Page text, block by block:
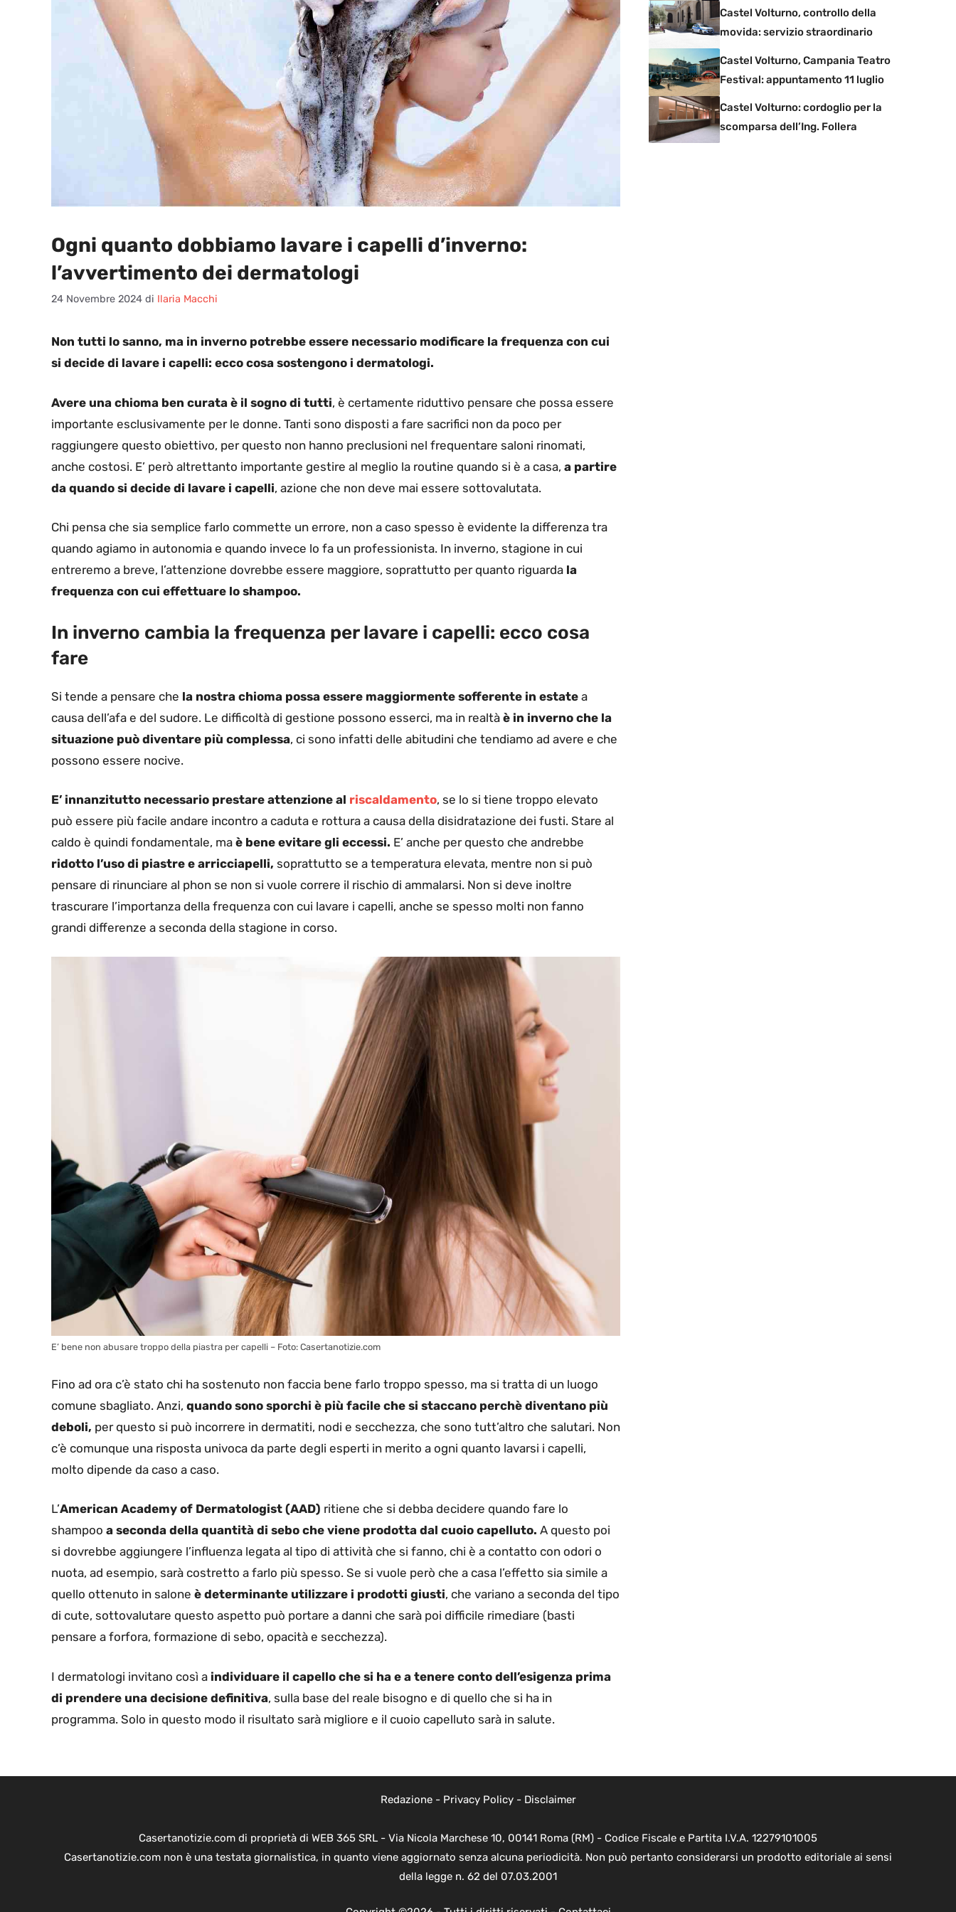
Ogni quanto dobbiamo lavare i capelli d’inverno:
l’avvertimento dei dermatologi
24 Novembre 2024 di Ilaria Macchi
Non tutti lo sanno, ma in inverno potrebbe essere necessario modificare la frequenza con cui
si decide di lavare i capelli: ecco cosa sostengono i dermatologi.
Avere una chioma ben curata è il sogno di tutti, è certamente riduttivo pensare che possa essere
importante esclusivamente per le donne. Tanti sono disposti a fare sacrifici non da poco per
raggiungere questo obiettivo, per questo non hanno preclusioni nel frequentare saloni rinomati,
anche costosi. E’ però altrettanto importante gestire al meglio la routine quando si è a casa, a partire
da quando si decide di lavare i capelli, azione che non deve mai essere sottovalutata.
Chi pensa che sia semplice farlo commette un errore, non a caso spesso è evidente la differenza tra
quando agiamo in autonomia e quando invece lo fa un professionista. In inverno, stagione in cui
entreremo a breve, l’attenzione dovrebbe essere maggiore, soprattutto per quanto riguarda la
frequenza con cui effettuare lo shampoo.
In inverno cambia la frequenza per lavare i capelli: ecco cosa
fare
Si tende a pensare che la nostra chioma possa essere maggiormente sofferente in estate a
causa dell’afa e del sudore. Le difficoltà di gestione possono esserci, ma in realtà è in inverno che la
situazione può diventare più complessa, ci sono infatti delle abitudini che tendiamo ad avere e che
possono essere nocive.
E’ innanzitutto necessario prestare attenzione al riscaldamento, se lo si tiene troppo elevato
può essere più facile andare incontro a caduta e rottura a causa della disidratazione dei fusti. Stare al
caldo è quindi fondamentale, ma è bene evitare gli eccessi. E’ anche per questo che andrebbe
ridotto l’uso di piastre e arricciapelli, soprattutto se a temperatura elevata, mentre non si può
pensare di rinunciare al phon se non si vuole correre il rischio di ammalarsi. Non si deve inoltre
trascurare l’importanza della frequenza con cui lavare i capelli, anche se spesso molti non fanno
grandi differenze a seconda della stagione in corso.
E’ bene non abusare troppo della piastra per capelli – Foto: Casertanotizie.com
Fino ad ora c’è stato chi ha sostenuto non faccia bene farlo troppo spesso, ma si tratta di un luogo
comune sbagliato. Anzi, quando sono sporchi è più facile che si staccano perchè diventano più
deboli, per questo si può incorrere in dermatiti, nodi e secchezza, che sono tutt’altro che salutari. Non
c’è comunque una risposta univoca da parte degli esperti in merito a ogni quanto lavarsi i capelli,
molto dipende da caso a caso.
L’American Academy of Dermatologist (AAD) ritiene che si debba decidere quando fare lo
shampoo a seconda della quantità di sebo che viene prodotta dal cuoio capelluto. A questo poi
si dovrebbe aggiungere l’influenza legata al tipo di attività che si fanno, chi è a contatto con odori o
nuota, ad esempio, sarà costretto a farlo più spesso. Se si vuole però che a casa l’effetto sia simile a
quello ottenuto in salone è determinante utilizzare i prodotti giusti, che variano a seconda del tipo
di cute, sottovalutare questo aspetto può portare a danni che sarà poi difficile rimediare (basti
pensare a forfora, formazione di sebo, opacità e secchezza).
I dermatologi invitano così a individuare il capello che si ha e a tenere conto dell’esigenza prima
di prendere una decisione definitiva, sulla base del reale bisogno e di quello che si ha in
programma. Solo in questo modo il risultato sarà migliore e il cuoio capelluto sarà in salute.
Castel Volturno, controllo della
movida: servizio straordinario
Castel Volturno, Campania Teatro
Festival: appuntamento 11 luglio
Castel Volturno: cordoglio per la
scomparsa dell’Ing. Follera
Redazione- Privacy Policy- Disclaimer
Casertanotizie.com di proprietà di WEB 365 SRL - Via Nicola Marchese 10, 00141 Roma (RM) - Codice Fiscale e Partita I.V.A. 12279101005
Casertanotizie.com non è una testata giornalistica, in quanto viene aggiornato senza alcuna periodicità. Non può pertanto considerarsi un prodotto editoriale ai sensi
della legge n. 62 del 07.03.2001